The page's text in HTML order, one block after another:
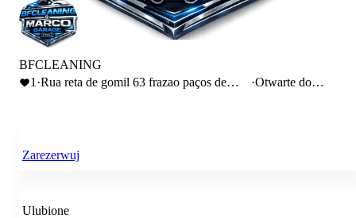
BFCLEANING
1 ·Rua reta de gomil 63 frazao paços de
·Otwarte do
Zarezerwuj
Ulubione